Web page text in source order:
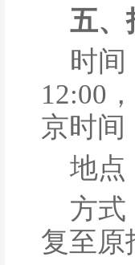
五、
时间
12:00
京时间
地点
方式
复至原